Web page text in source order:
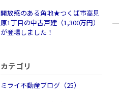
開放感のある角地★つくば市高見
原1丁目の中古戸建（1,300万円）
が登場しました！
カテゴリ
ミライ不動産ブログ（25）